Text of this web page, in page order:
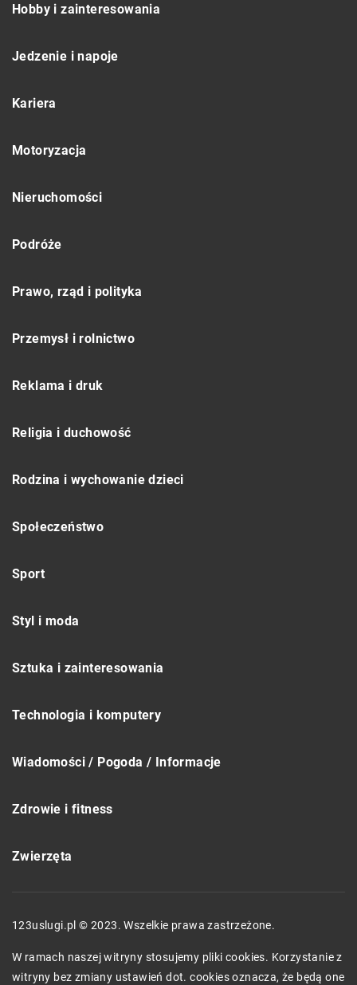
Hobby i zainteresowania
Jedzenie i napoje
Kariera
Motoryzacja
Nieruchomości
Podróże
Prawo, rząd i polityka
Przemysł i rolnictwo
Reklama i druk
Religia i duchowość
Rodzina i wychowanie dzieci
Społeczeństwo
Sport
Styl i moda
Sztuka i zainteresowania
Technologia i komputery
Wiadomości / Pogoda / Informacje
Zdrowie i fitness
Zwierzęta
123uslugi.pl © 2023. Wszelkie prawa zastrzeżone.
W ramach naszej witryny stosujemy pliki cookies. Korzystanie z
witryny bez zmiany ustawień dot. cookies oznacza, że będą one